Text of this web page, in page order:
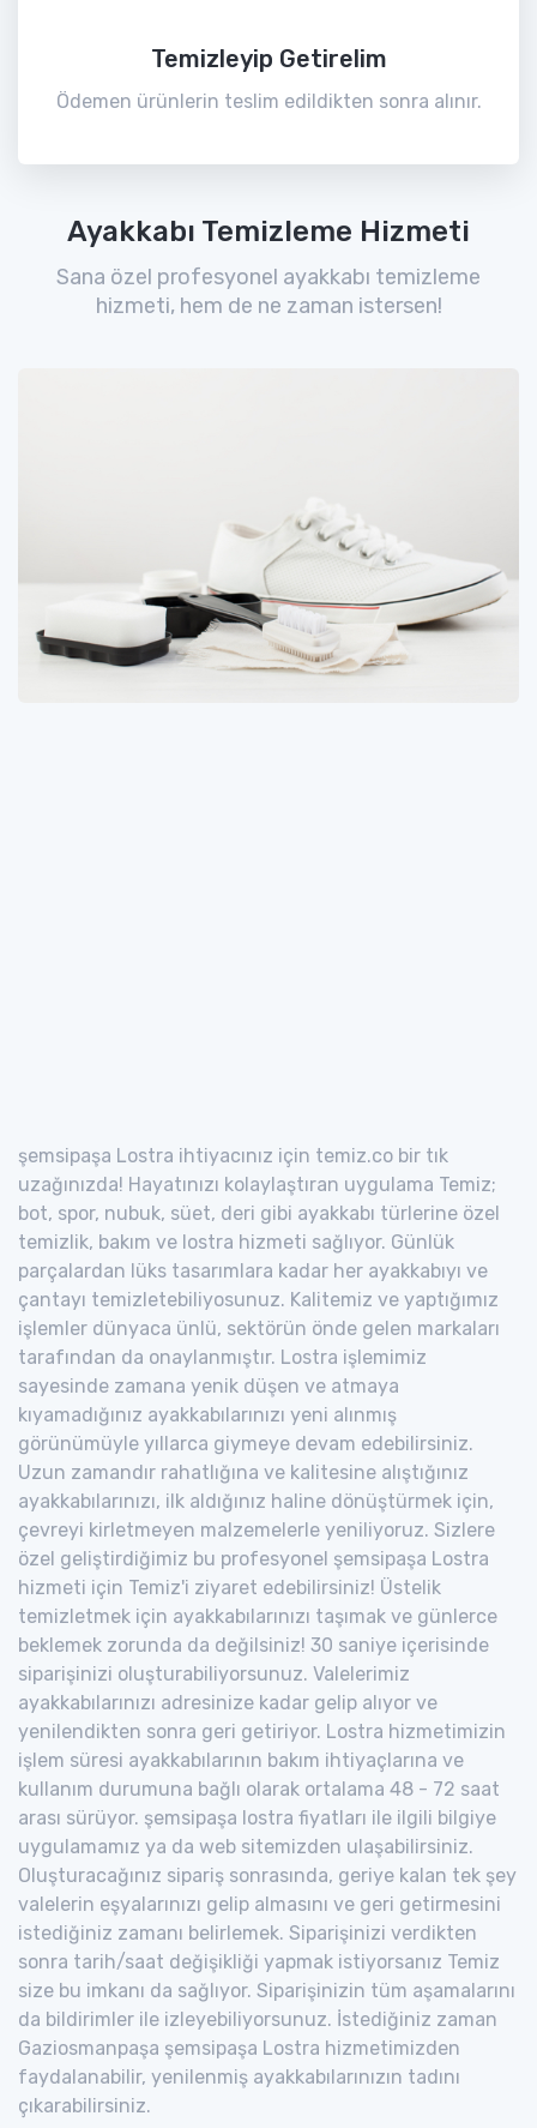
Temizleyip Getirelim
Ödemen ürünlerin teslim edildikten sonra alınır.
Ayakkabı Temizleme Hizmeti
Sana özel profesyonel ayakkabı temizleme
hizmeti, hem de ne zaman istersen!
şemsipaşa Lostra ihtiyacınız için temiz.co bir tık
uzağınızda! Hayatınızı kolaylaştıran uygulama Temiz;
bot, spor, nubuk, süet, deri gibi ayakkabı türlerine özel
temizlik, bakım ve lostra hizmeti sağlıyor. Günlük
parçalardan lüks tasarımlara kadar her ayakkabıyı ve
çantayı temizletebiliyosunuz. Kalitemiz ve yaptığımız
işlemler dünyaca ünlü, sektörün önde gelen markaları
tarafından da onaylanmıştır. Lostra işlemimiz
sayesinde zamana yenik düşen ve atmaya
kıyamadığınız ayakkabılarınızı yeni alınmış
görünümüyle yıllarca giymeye devam edebilirsiniz.
Uzun zamandır rahatlığına ve kalitesine alıştığınız
ayakkabılarınızı, ilk aldığınız haline dönüştürmek için,
çevreyi kirletmeyen malzemelerle yeniliyoruz. Sizlere
özel geliştirdiğimiz bu profesyonel şemsipaşa Lostra
hizmeti için Temiz'i ziyaret edebilirsiniz! Üstelik
temizletmek için ayakkabılarınızı taşımak ve günlerce
beklemek zorunda da değilsiniz! 30 saniye içerisinde
siparişinizi oluşturabiliyorsunuz. Valelerimiz
ayakkabılarınızı adresinize kadar gelip alıyor ve
yenilendikten sonra geri getiriyor. Lostra hizmetimizin
işlem süresi ayakkabılarının bakım ihtiyaçlarına ve
kullanım durumuna bağlı olarak ortalama 48 - 72 saat
arası sürüyor. şemsipaşa lostra fiyatları ile ilgili bilgiye
uygulamamız ya da web sitemizden ulaşabilirsiniz.
Oluşturacağınız sipariş sonrasında, geriye kalan tek şey
valelerin eşyalarınızı gelip almasını ve geri getirmesini
istediğiniz zamanı belirlemek. Siparişinizi verdikten
sonra tarih/saat değişikliği yapmak istiyorsanız Temiz
size bu imkanı da sağlıyor. Siparişinizin tüm aşamalarını
da bildirimler ile izleyebiliyorsunuz. İstediğiniz zaman
Gaziosmanpaşa şemsipaşa Lostra hizmetimizden
faydalanabilir, yenilenmiş ayakkabılarınızın tadını
çıkarabilirsiniz.